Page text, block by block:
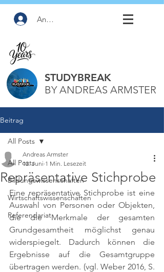
Anmelden
STUDYBREAK
BY ANDREAS ARMSTER
Beitrag
All Posts
Bildungswissenschaften
Wirtschaftswissenschaften
Referendariat
All Posts
Repräsentative Stichprobe
Andreas Armster
12. Juni 1 Min. Lesezeit
Eine repräsentative Stichprobe ist eine
Auswahl von Personen oder Objekten,
die die Merkmale der gesamten
Grundgesamtheit möglichst genau
widerspiegelt. Dadurch können die
Ergebnisse auf die Gesamtgruppe
übertragen werden. (vgl. Weber 2016, S.